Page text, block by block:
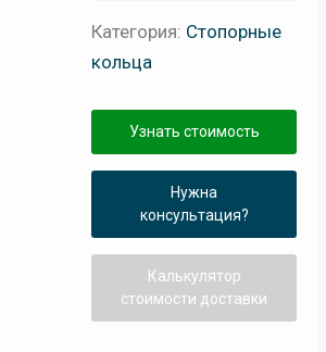
Категория: Стопорные
кольца
Узнать стоимость
Нужна
консультация?
Калькулятор
стоимости доставки